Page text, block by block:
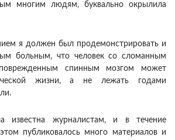
многим людям, буквально окрылила
я должен был продемонстрировать и
больным, что человек со сломанным
спинным мозгом может
жизни, а не лежать годами
известна журналистам, и в течение
публиковалось много материалов и